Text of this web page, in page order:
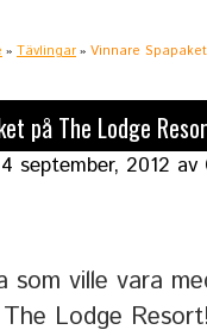
» Tävlingar » Vinnare
på The Lodge
4 september, 2012 av
som ville vara
Lodge